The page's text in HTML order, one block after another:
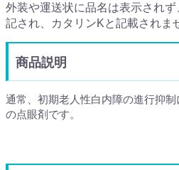
外装や運送状に品名は表示され
記され、カタリンKと記載されま
商品説明
通常、初期老人性白内障の進行抑
の点眼剤です。